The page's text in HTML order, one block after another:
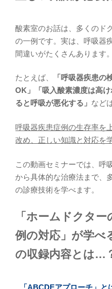
酸素室のお話は、多くのド
の一例です。実は、呼吸器
間違いがたくさんあります。
たとえば、
「呼吸器疾患の
OK」「吸入酸素濃度は高
ると呼吸が悪化する」 など
呼吸器疾患症例の生存率を
改め、正しい知識と対応を
この動画セミナーでは、呼
から具体的な治療法まで、
の診療技術を学べます。
「ホームドクタ
例の対応」が学べ
の収録内容とは…
「ABCDEアプローチ」と